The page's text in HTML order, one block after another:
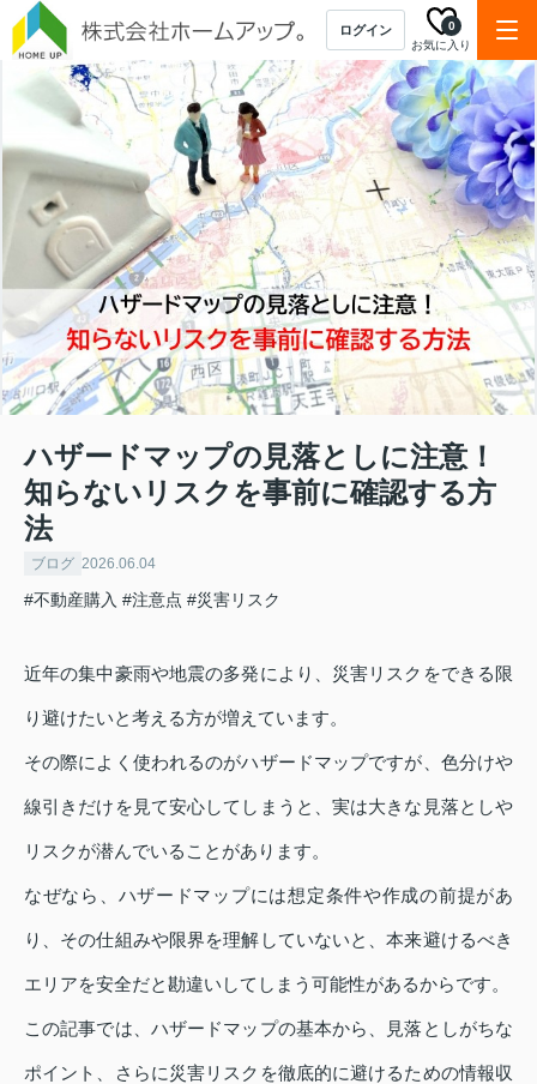
ログイン
お気に入り
0
ハザードマップの見落としに注意！
知らないリスクを事前に確認する方
法
ブログ 2026.06.04
#不動産購入 #注意点 #災害リスク
近年の集中豪雨や地震の多発により、災害リスクをできる限
り避けたいと考える方が増えています。
その際によく使われるのがハザードマップですが、色分けや
線引きだけを見て安心してしまうと、実は大きな見落としや
リスクが潜んでいることがあります。
なぜなら、ハザードマップには想定条件や作成の前提があ
り、その仕組みや限界を理解していないと、本来避けるべき
エリアを安全だと勘違いしてしまう可能性があるからです。
この記事では、ハザードマップの基本から、見落としがちな
ポイント、さらに災害リスクを徹底的に避けるための情報収